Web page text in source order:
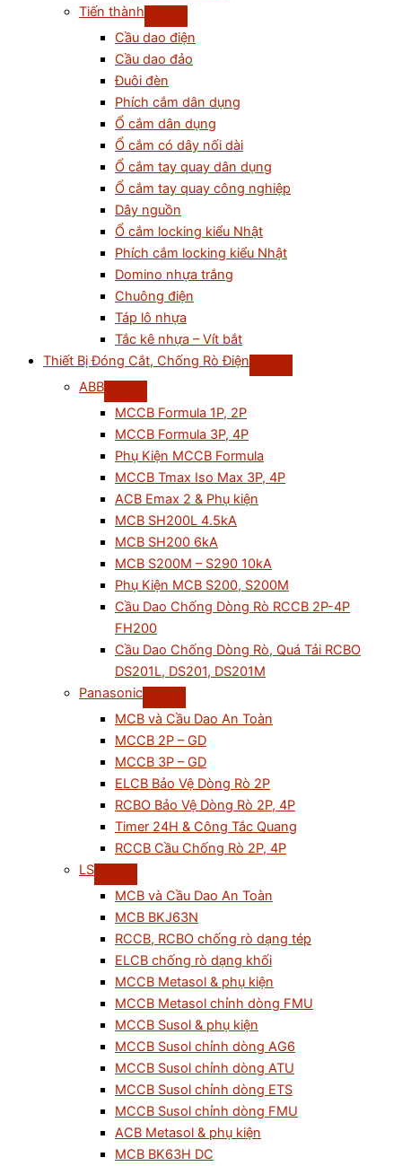
Tiến thành
Cầu dao điện
Cầu dao đảo
Đuôi đèn
Phích cắm dân dụng
Ổ cắm dân dụng
Ổ cắm có dây nối dài
Ổ cắm tay quay dân dụng
Ổ cắm tay quay công nghiệp
Dây nguồn
Ổ cắm locking kiểu Nhật
Phích cắm locking kiểu Nhật
Domino nhựa trắng
Chuông điện
Táp lô nhựa
Tắc kê nhựa – Vít bắt
Thiết Bị Đóng Cắt, Chống Rò Điện
ABB
MCCB Formula 1P, 2P
MCCB Formula 3P, 4P
Phụ Kiện MCCB Formula
MCCB Tmax Iso Max 3P, 4P
ACB Emax 2 & Phụ kiện
MCB SH200L 4.5kA
MCB SH200 6kA
MCB S200M – S290 10kA
Phụ Kiện MCB S200, S200M
Cầu Dao Chống Dòng Rò RCCB 2P-4P
FH200
Cầu Dao Chống Dòng Rò, Quá Tải RCBO
DS201L, DS201, DS201M
Panasonic
MCB và Cầu Dao An Toàn
MCCB 2P – GD
MCCB 3P – GD
ELCB Bảo Vệ Dòng Rò 2P
RCBO Bảo Vệ Dòng Rò 2P, 4P
Timer 24H & Công Tắc Quang
RCCB Cầu Chống Rò 2P, 4P
LS
MCB và Cầu Dao An Toàn
MCB BKJ63N
RCCB, RCBO chống rò dạng tép
ELCB chống rò dạng khối
MCCB Metasol & phụ kiện
MCCB Metasol chỉnh dòng FMU
MCCB Susol & phụ kiện
MCCB Susol chỉnh dòng AG6
MCCB Susol chỉnh dòng ATU
MCCB Susol chỉnh dòng ETS
MCCB Susol chỉnh dòng FMU
ACB Metasol & phụ kiện
MCB BK63H DC